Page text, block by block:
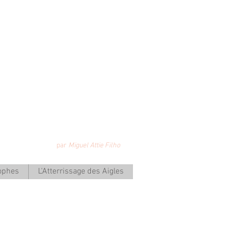
par Miguel Attie Filho
L'Atterrissage des Aigles